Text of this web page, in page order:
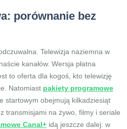
porównanie bez
Telewizja naziemna w
kanałów. Wersja płatna
to oferta dla kogoś, kto telewizję
Natomiast pakiety programowe
startowym obejmują kilkadziesiąt
transmisjami na żywo, filmy i seriale
Canal+ idą jeszcze dalej: w